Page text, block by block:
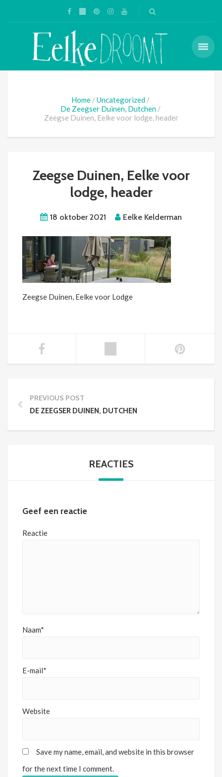
Home
Uncategorized
De Zeegser Duinen, Dutchen
Zeegse Duinen, Eelke voor lodge, header
Zeegse Duinen, Eelke voor
lodge, header
18 oktober 2021 Eelke Kelderman
Zeegse Duinen, Eelke voor Lodge
PREVIOUS POST
DE ZEEGSER DUINEN, DUTCHEN
REACTIES
Geef een reactie
Reactie
Naam*
E-mail*
Website
Save my name, email, and website in this browser
for the next time I comment.